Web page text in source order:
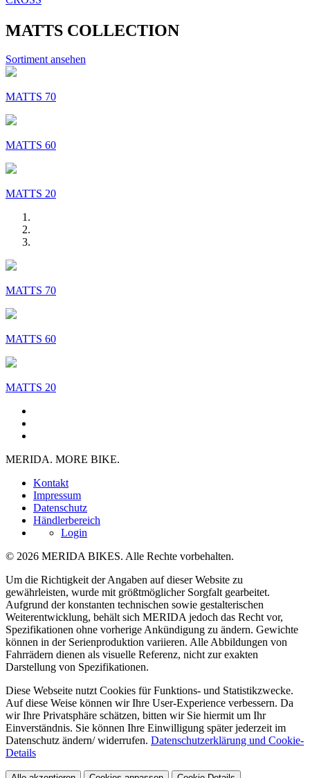
MATTS COLLECTION
Sortiment ansehen
MATTS 70
MATTS 60
MATTS 20
MATTS 70
MATTS 60
MATTS 20
MERIDA. MORE BIKE.
Kontakt
Impressum
Datenschutz
Händlerbereich
Login
© 2026 MERIDA BIKES. Alle Rechte vorbehalten.
Um die Richtigkeit der Angaben auf dieser Website zu
gewährleisten, wurde mit größtmöglicher Sorgfalt gearbeitet.
Aufgrund der konstanten technischen sowie gestalterischen
Weiterentwicklung, behält sich MERIDA jedoch das Recht vor,
Spezifikationen ohne vorherige Ankündigung zu ändern. Gewichte
können in der Serienproduktion variieren. Alle Abbildungen von
Fahrrädern dienen als visuelle Referenz, nicht zur exakten
Darstellung von Spezifikationen.
Diese Webseite nutzt Cookies für Funktions- und Statistikzwecke.
Auf diese Weise können wir Ihre User-Experience verbessern. Da
wir Ihre Privatsphäre schätzen, bitten wir Sie hiermit um Ihr
Einverständnis. Sie können Ihre Einwilligung später jederzeit im
Datenschutz ändern/ widerrufen. Datenschutzerklärung und Cookie-
Details